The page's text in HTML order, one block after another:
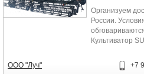
Организуем
России.
Культиватор
ООО "Луч"
+7